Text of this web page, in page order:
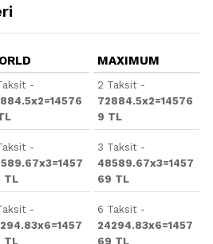
-
-
TL
-
TL
MAXIMUM
2 Taksit -
72884.5x2=14576
9 TL
3 Taksit -
48589.67x3=1457
69 TL
6 Taksit -
24294.83x6=1457
69 TL